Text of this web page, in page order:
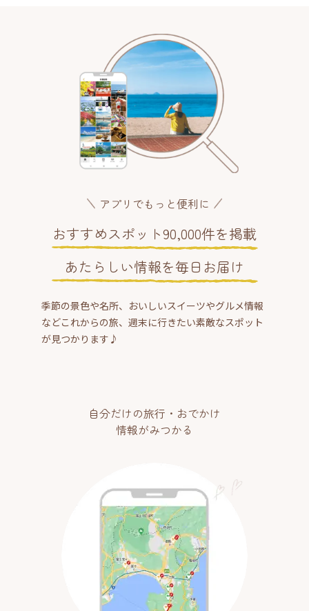
アプリでもっと便利に
おすすめスポット90,000件を掲載
あたらしい情報を毎日お届け
季節の景色や名所、おいしいスイーツやグルメ情報
などこれからの旅、週末に行きたい素敵なスポット
が見つかります♪
自分だけの旅行・おでかけ
情報がみつかる